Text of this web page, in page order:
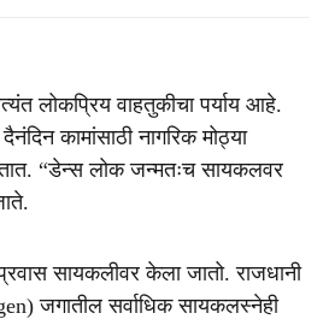
लोकप्रिय वाहतुकीचा पर्याय आहे.
कामांसाठी नागरिक मोठ्या
“डेन्स लोक जन्मतःच सायकलवर
सायकलीवर केला जातो. राजधानी
जगातील सर्वाधिक सायकलस्नेही